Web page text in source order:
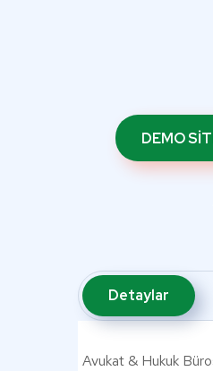
DEMO
Detaylar
Avukat & Hukuk